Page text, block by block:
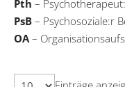
Pth –
PsB – Psychosoziale:r
OA–